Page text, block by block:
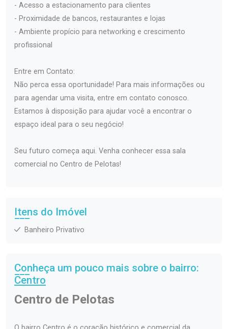
- Acesso a estacionamento para clientes
- Proximidade de bancos, restaurantes e lojas
- Ambiente propício para networking e crescimento
profissional
Entre em Contato:
Não perca essa oportunidade! Para mais informações ou
para agendar uma visita, entre em contato conosco.
Estamos à disposição para ajudar você a encontrar o
espaço ideal para o seu negócio!
Seu futuro começa aqui. Venha conhecer essa sala
comercial no Centro de Pelotas!
Itens do Imóvel
Banheiro Privativo
Conheça um pouco mais sobre o bairro:
Centro
Centro de Pelotas